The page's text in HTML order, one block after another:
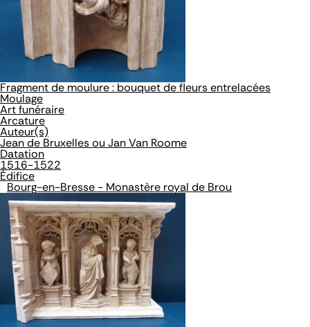
Fragment de moulure : bouquet de fleurs entrelacées
Moulage
Art funéraire
Arcature
Auteur(s)
Jean de Bruxelles ou Jan Van Roome
Datation
1516-1522
Édifice
Bourg-en-Bresse - Monastère royal de Brou